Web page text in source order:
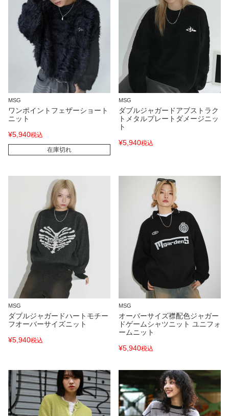
MSG
ワンポイントフェザーショート
ニット
¥5,940税込
在庫切れ
MSG
ダブルジャガードアブストラク
トメタルプレートダメージニッ
ト
¥5,940税込
MSG
ダブルジャガードハートモチー
フオーバーサイズニット
¥5,940税込
MSG
オーバーサイズ襟配色ジャガー
ドゲームシャツニット ユニフォ
ームニット
¥5,940税込